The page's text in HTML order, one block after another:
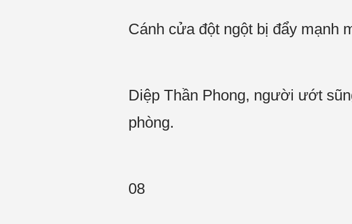
Cánh cửa đột ngột bị đẩy mạnh
Diệp Thần Phong, người ướt
phòng.
08